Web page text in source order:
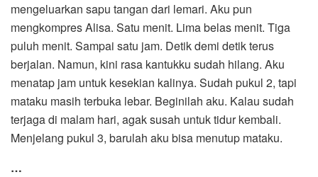
mengeluarkan sapu tangan dari lemari. Aku pun
mengkompres Alisa. Satu menit. Lima belas menit. Tiga
puluh menit. Sampai satu jam. Detik demi detik terus
berjalan. Namun, kini rasa kantukku sudah hilang. Aku
menatap jam untuk kesekian kalinya. Sudah pukul 2, tapi
mataku masih terbuka lebar. Beginilah aku. Kalau sudah
terjaga di malam hari, agak susah untuk tidur kembali.
Menjelang pukul 3, barulah aku bisa menutup mataku.
…